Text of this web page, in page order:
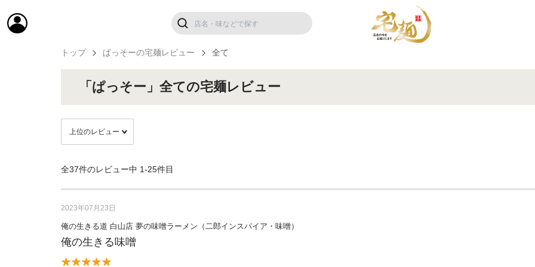
トップ ぱっそーの宅麺レビュー 全て
「ぱっそー」全ての宅麺レビュー
全37件のレビュー中 1-25件目
2023年07月23日
俺の生きる道 白山店 夢の味噌ラーメン（二郎インスパイア・味噌）
俺の生きる味噌